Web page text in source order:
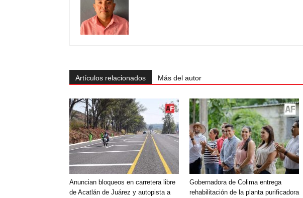
Artículos relacionados Más del autor
Anuncian bloqueos en carretera libre
de Acatlán de Juárez y autopista a
Gobernadora de Colima entrega
rehabilitación de la planta purificadora